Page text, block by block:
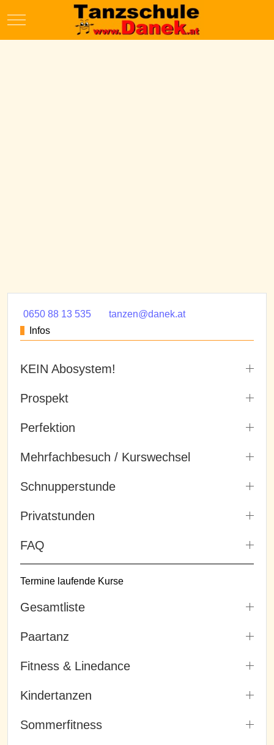
Mobile Menu Toggle
0650 88 13 535
tanzen@danek.at
Infos
KEIN Abosystem!
Prospekt
Perfektion
Mehrfachbesuch / Kurswechsel
Schnupperstunde
Privatstunden
FAQ
Termine laufende Kurse
Gesamtliste
Paartanz
Fitness & Linedance
Kindertanzen
Sommerfitness